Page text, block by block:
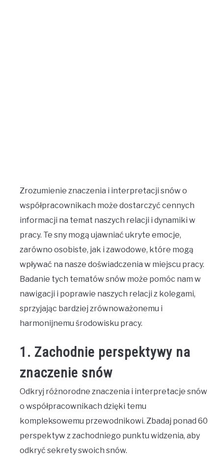
Zrozumienie znaczenia i interpretacji snów o
współpracownikach może dostarczyć cennych
informacji na temat naszych relacji i dynamiki w
pracy. Te sny mogą ujawniać ukryte emocje,
zarówno osobiste, jak i zawodowe, które mogą
wpływać na nasze doświadczenia w miejscu pracy.
Badanie tych tematów snów może pomóc nam w
nawigacji i poprawie naszych relacji z kolegami,
sprzyjając bardziej zrównoważonemu i
harmonijnemu środowisku pracy.
1. Zachodnie perspektywy na
znaczenie snów
Odkryj różnorodne znaczenia i interpretacje snów
o współpracownikach dzięki temu
kompleksowemu przewodnikowi. Zbadaj ponad 60
perspektyw z zachodniego punktu widzenia, aby
odkryć sekrety swoich snów.